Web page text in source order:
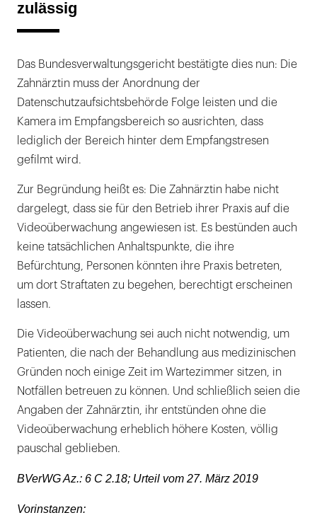
zulässig
Das Bundesverwaltungsgericht bestätigte dies nun: Die
Zahnärztin muss der Anordnung der
Datenschutzaufsichtsbehörde Folge leisten und die
Kamera im Empfangsbereich so ausrichten, dass
lediglich der Bereich hinter dem Empfangstresen
gefilmt wird.
Zur Begründung heißt es: Die Zahnärztin habe nicht
dargelegt, dass sie für den Betrieb ihrer Praxis auf die
Videoüberwachung angewiesen ist. Es bestünden auch
keine tatsächlichen Anhaltspunkte, die ihre
Befürchtung, Personen könnten ihre Praxis betreten,
um dort Straftaten zu begehen, berechtigt erscheinen
lassen.
Die Videoüberwachung sei auch nicht notwendig, um
Patienten, die nach der Behandlung aus medizinischen
Gründen noch einige Zeit im Wartezimmer sitzen, in
Notfällen betreuen zu können. Und schließlich seien die
Angaben der Zahnärztin, ihr entstünden ohne die
Videoüberwachung erheblich höhere Kosten, völlig
pauschal geblieben.
BVerWG Az.: 6 C 2.18; Urteil vom 27. März 2019
Vorinstanzen: